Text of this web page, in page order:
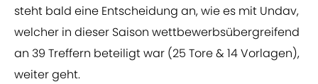
steht bald eine Entscheidung an, wie es mit Undav,
welcher in dieser Saison wettbewerbsübergreifend
an 39 Treffern beteiligt war (25 Tore & 14 Vorlagen),
weiter geht.